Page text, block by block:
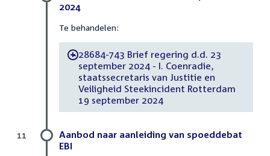
2024
Te behandelen:
-28684-743 Brief regering d.d. 23
september 2024 - I. Coenradie,
staatssecretaris van Justitie en
Veiligheid Steekincident Rotterdam
19 september 2024
Aanbod naar aanleiding van spoeddebat
EBI
11